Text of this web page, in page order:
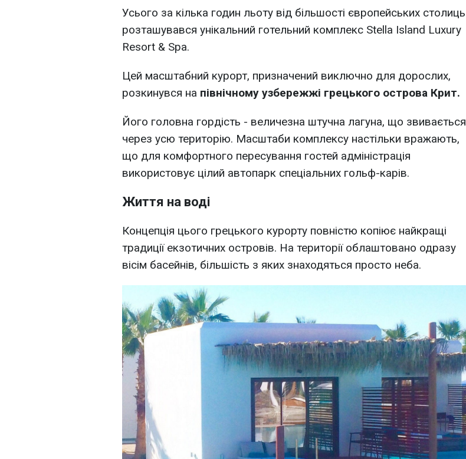
Усього за кілька годин льоту від більшості європейських столиць
розташувався унікальний готельний комплекс Stella Island Luxury
Resort & Spa.
Цей масштабний курорт, призначений виключно для дорослих,
розкинувся на північному узбережжі грецького острова Крит.
Його головна гордість - величезна штучна лагуна, що звивається
через усю територію. Масштаби комплексу настільки вражають,
що для комфортного пересування гостей адміністрація
використовує цілий автопарк спеціальних гольф-карів.
Життя на воді
Концепція цього грецького курорту повністю копіює найкращі
традиції екзотичних островів. На території облаштовано одразу
вісім басейнів, більшість з яких знаходяться просто неба.